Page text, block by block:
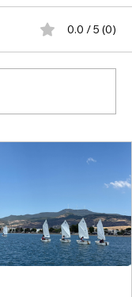
işletme
0.0 / 5 (0)